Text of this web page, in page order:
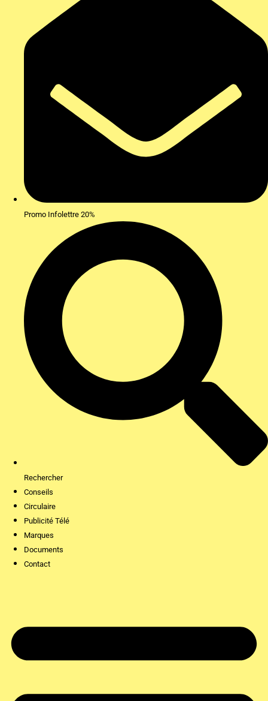
Promo Infolettre 20%
Rechercher
Conseils
Circulaire
Publicité Télé
Marques
Documents
Contact